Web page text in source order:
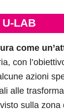
U-LAB
come
con
azioni
alle
sulla zona